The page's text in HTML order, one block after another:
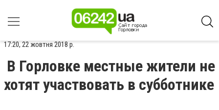
17:20, 22 жовтня 2018 р.
В Горловке местные жители не
хотят участвовать в субботнике